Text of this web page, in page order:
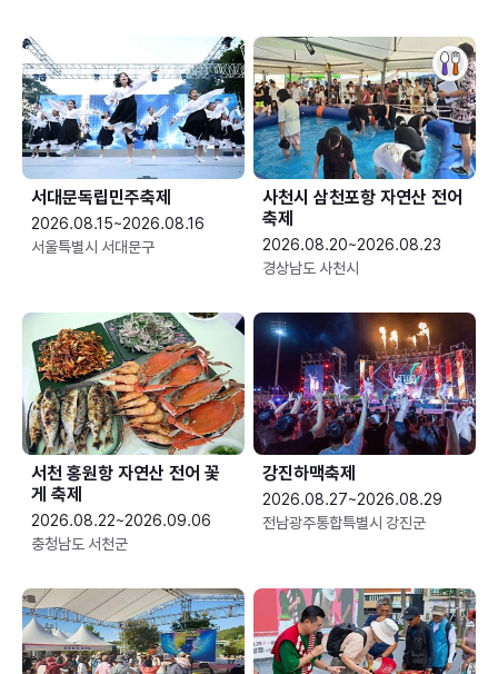
서대문독립민주축제
2026.08.15~2026.08.16
서울특별시 서대문구
사천시 삼천포항 자연산 전어
축제
2026.08.20~2026.08.23
경상남도 사천시
서천 홍원항 자연산 전어 꽃
게 축제
2026.08.22~2026.09.06
충청남도 서천군
강진하맥축제
2026.08.27~2026.08.29
전남광주통합특별시 강진군